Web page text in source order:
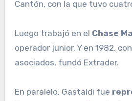
Cantón, con la que tuvo
Luego trabajó en el Chase
operador junior. Y en 1982,
asociados, fundó Extrader.
En paralelo, Gastaldi fue